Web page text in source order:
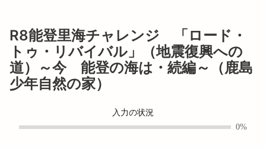
R8能登里海チャレンジ 「ロード・
トゥ・リバイバル」（地震復興への
道）～今 能登の海は・続編～（鹿島
少年自然の家）
入力の状況
0%